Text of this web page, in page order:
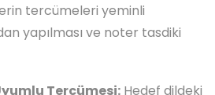
tercümeleri yeminli
yapılması ve noter tasdiki
Tercümesi: Hedef dildeki